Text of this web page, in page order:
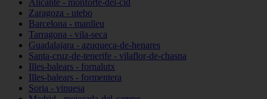
Alicante - monforte-del-cid
Zaragoza - utebo
Barcelona - manlleu
Tarragona - vila-seca
Guadalajara - azuqueca-de-henares
Santa-cruz-de-tenerife - vilaflor-de-chasna
Illes-balears - fornalutx
Illes-balears - formentera
Soria - vinuesa